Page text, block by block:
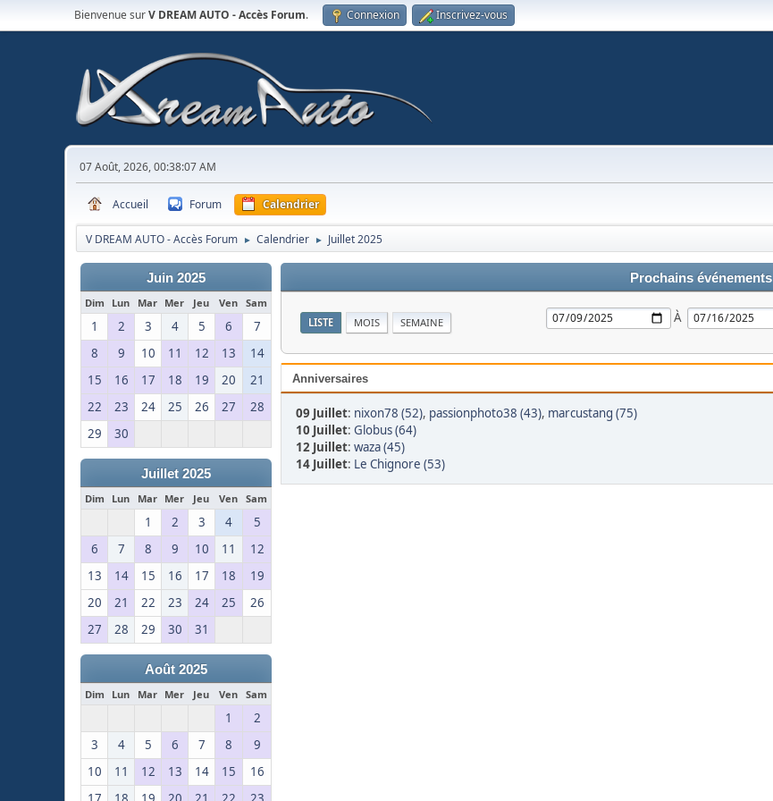
Bienvenue surV DREAM AUTO - Accès Forum. Connexion Inscrivez-vous
07 Août, 2026, 00:38:07 AM
Accueil Forum Calendrier
V DREAM AUTO - Accès Forum ► Calendrier ► Juillet 2025
Juin 2025
Dim Lun Mar Mer Jeu Ven Sam
1 2 3 4 5 6
7
8
9 10 11 12 13
14
15
16 17 18 19 20
21
22
23 24 25 26 27
28
29
30
Juillet 2025
Dim Lun Mar Mer Jeu Ven Sam
1 2 3 4
5
6
7 8 9 10 11
12
13
14 15 16 17 18
19
20
21 22 23 24 25
26
27
28 29 30 31
Août 2025
Dim Lun Mar Mer Jeu Ven Sam
1
2
3
4 5 6 7 8
9
10
11 12 13 14 15
16
Prochains événements
LISTE MOIS SEMAINE À
Anniversaires
09 Juillet: nixon78 (52), passionphoto38 (43), marcustang (75)
10 Juillet: Globus (64)
12 Juillet: waza (45)
14 Juillet: Le Chignore (53)